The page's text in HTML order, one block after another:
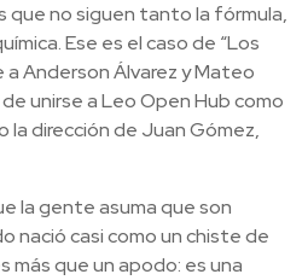
que no siguen tanto la fórmula,
Ese es el caso de “Los
a Anderson Álvarez y Mateo
unirse a Leo Open Hub como
la dirección de Juan Gómez,
la gente asuma que son
nació casi como un chiste de
más que un apodo: es una